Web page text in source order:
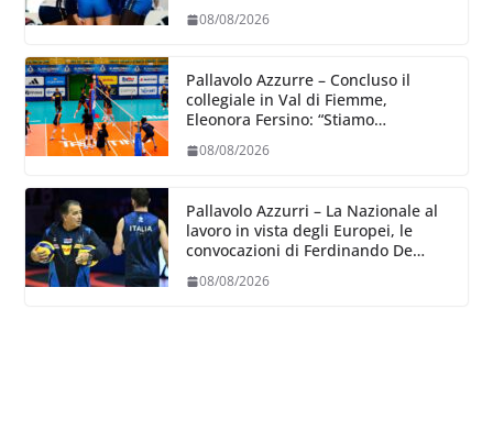
08/08/2026
Pallavolo Azzurre – Concluso il
collegiale in Val di Fiemme,
Eleonora Fersino: “Stiamo
dove poter migliorare”.
08/08/2026
Pallavolo Azzurri – La Nazionale al
lavoro in vista degli Europei, le
convocazioni di Ferdinando De
08/08/2026